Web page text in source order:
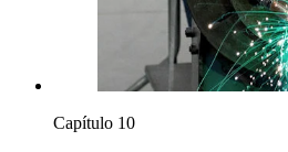
Capítulo 10